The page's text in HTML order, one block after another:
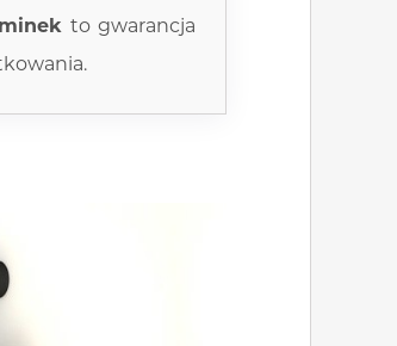
to gwarancja